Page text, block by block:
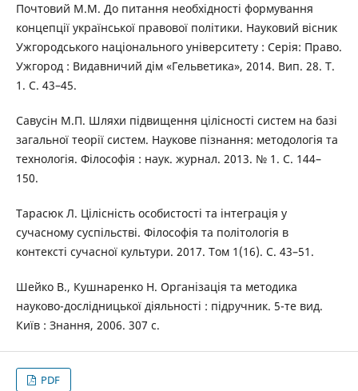
Почтовий М.М. До питання необхідності формування
концепції української правової політики. Науковий вісник
Ужгородського національного університету : Серія: Право.
Ужгород : Видавничий дім «Гельветика», 2014. Вип. 28. Т.
1. С. 43–45.
Савусін М.П. Шляхи підвищення цілісності систем на базі
загальної теорії систем. Наукове пізнання: методологія та
технологія. Філософія : наук. журнал. 2013. № 1. С. 144–
150.
Тарасюк Л. Цілісність особистості та інтеграція у
сучасному суспільстві. Філософія та політологія в
контексті сучасної культури. 2017. Том 1(16). С. 43–51.
Шейко В., Кушнаренко Н. Організація та методика
науково-дослідницької діяльності : підручник. 5-те вид.
Київ : Знання, 2006. 307 с.
PDF